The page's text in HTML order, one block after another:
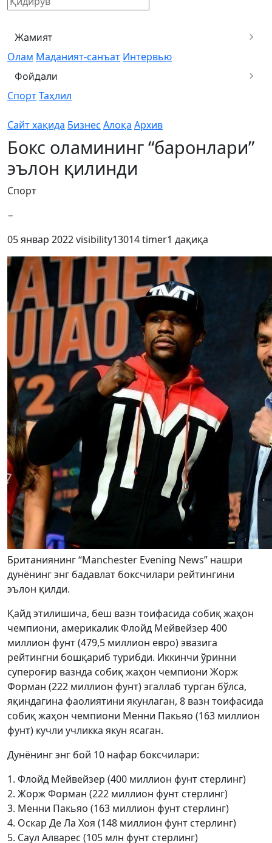
Жамият
Олам Маданият-санъат Интервью
Фойдали
СпортТаҳлил
Сайт хақида Бизнес Алоқа Архив
Бокс оламининг “баронлари”
эълон қилинди
Спорт
−
05 январ 2022visibility13014timer1 дақиқа
Британиянинг “Manchester Evening News” нашри
дунёнинг энг бадавлат боксчилари рейтингини
эълон қилди.
Қайд этилишича, беш вазн тоифасида собиқ жаҳон
чемпиони, америкалик Флойд Мейвейзер 400
миллион фунт (479,5 миллион евро) эвазига
рейтингни бошқариб турибди. Иккинчи ўринни
супероғир вазнда собиқ жаҳон чемпиони Жорж
Форман (222 миллион фунт) эгаллаб турган бўлса,
яқиндагина фаолиятини якунлаган, 8 вазн тоифасида
собиқ жаҳон чемпиони Менни Пакьяо (163 миллион
фунт) кучли учликка якун ясаган.
Дунёнинг энг бой 10 нафар боксчилари:
1. Флойд Мейвейзер (400 миллион фунт стерлинг)
2. Жорж Форман (222 миллион фунт стерлинг)
3. Менни Пакьяо (163 миллион фунт стерлинг)
4. Оскар Де Ла Хоя (148 миллион фунт стерлинг)
5. Саул Алварес (105 млн фунт стерлинг)